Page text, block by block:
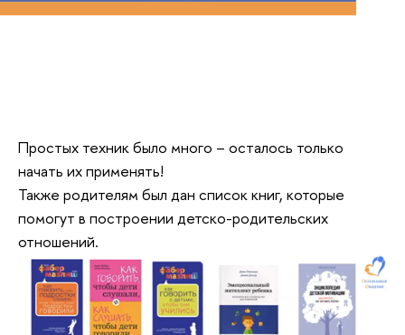
Простых техник было много – осталось только
начать их применять!
Также родителям был дан список книг, которые
помогут в построении детско-родительских
отношений.